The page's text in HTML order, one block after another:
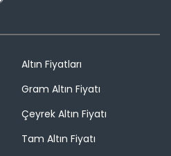
Altın Fiyatları
Gram Altın Fiyatı
Çeyrek Altın Fiyatı
Tam Altın Fiyatı